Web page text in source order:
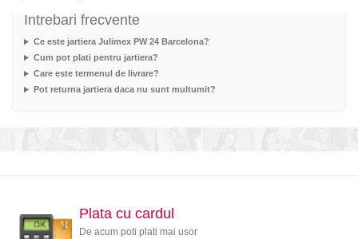
Intrebari frecvente
Ce este jartiera Julimex PW 24 Barcelona?
Cum pot plati pentru jartiera?
Care este termenul de livrare?
Pot returna jartiera daca nu sunt multumit?
Plata cu cardul
De acum poti plati mai usor